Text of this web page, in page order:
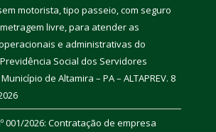
motorista, tipo passeio, com seguro
livre, para atender as
e administrativas do
Social dos Servidores
de Altamira – PA – ALTAPREV. 8
001/2026: Contratação de empresa